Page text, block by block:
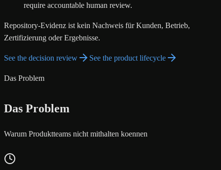
require accountable human review.
Repository-Evidenz ist kein Nachweis für Kunden, Betrieb,
Zertifizierung oder Ergebnisse.
See the decision review See the product lifecycle
Das Problem
Das Problem
Warum Produktteams nicht mithalten koennen